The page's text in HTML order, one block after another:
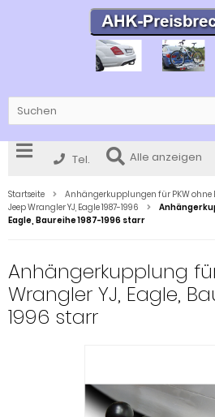
Tel. Alle anzeigen
Startseite Anhängerkupplungen für PKW ohne
Jeep Wrangler YJ, Eagle 1987-1996
Eagle, Baureihe 1987-1996 starr
Anhängerkupplung
Wrangler YJ, Eagle,
1996 starr